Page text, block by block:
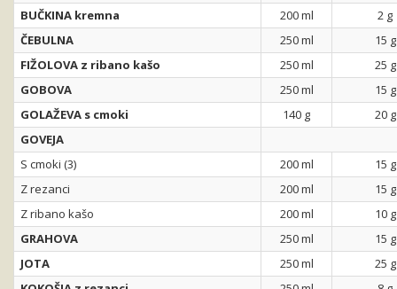
BUČKINA kremna
200 ml
2 g
ČEBULNA
250 ml
15 g
FIŽOLOVA z ribano kašo
250 ml
25 g
GOBOVA
250 ml
15 g
GOLAŽEVA s cmoki
140 g
20 g
GOVEJA
S cmoki (3)
200 ml
15 g
Z rezanci
200 ml
15 g
Z ribano kašo
200 ml
10 g
GRAHOVA
250 ml
15 g
JOTA
250 ml
25 g